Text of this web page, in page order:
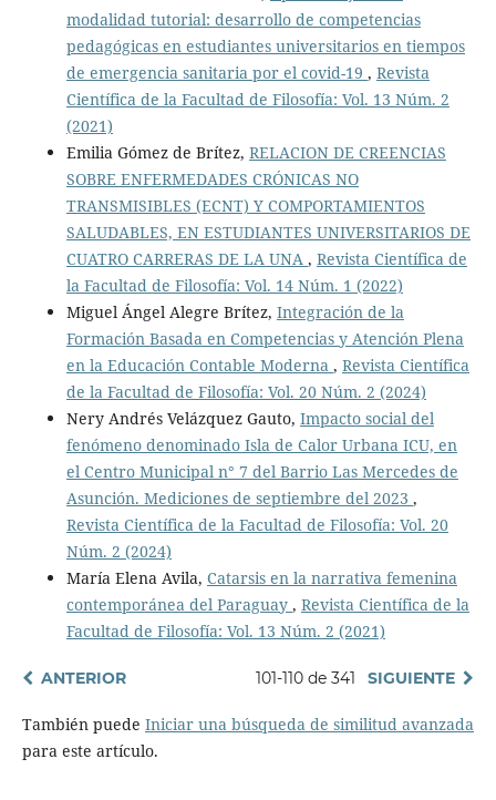
modalidad tutorial: desarrollo de competencias
pedagógicas en estudiantes universitarios en tiempos
de emergencia sanitaria por el covid-19 , Revista
Científica de la Facultad de Filosofía: Vol. 13 Núm. 2
(2021)
Emilia Gómez de Brítez, RELACION DE CREENCIAS
SOBRE ENFERMEDADES CRÓNICAS NO
TRANSMISIBLES (ECNT) Y COMPORTAMIENTOS
SALUDABLES, EN ESTUDIANTES UNIVERSITARIOS DE
CUATRO CARRERAS DE LA UNA , Revista Científica de
la Facultad de Filosofía: Vol. 14 Núm. 1 (2022)
Miguel Ángel Alegre Brítez, Integración de la
Formación Basada en Competencias y Atención Plena
en la Educación Contable Moderna , Revista Científica
de la Facultad de Filosofía: Vol. 20 Núm. 2 (2024)
Nery Andrés Velázquez Gauto, Impacto social del
fenómeno denominado Isla de Calor Urbana ICU, en
el Centro Municipal n° 7 del Barrio Las Mercedes de
Asunción. Mediciones de septiembre del 2023 ,
Revista Científica de la Facultad de Filosofía: Vol. 20
Núm. 2 (2024)
María Elena Avila, Catarsis en la narrativa femenina
contemporánea del Paraguay , Revista Científica de la
Facultad de Filosofía: Vol. 13 Núm. 2 (2021)
ANTERIOR 101-110 de 341 SIGUIENTE
También puede Iniciar una búsqueda de similitud avanzada
para este artículo.